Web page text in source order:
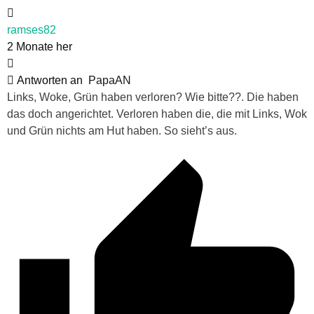
ramses82
2 Monate her
Antworten an
PapaAN
Links, Woke, Grün haben verloren? Wie bitte??. Die haben
das doch angerichtet. Verloren haben die, die mit Links, Wok
und Grün nichts am Hut haben. So sieht’s aus.